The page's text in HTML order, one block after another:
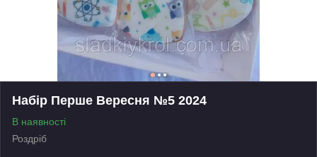
Набір Перше Вересня №5 2024
В наявності
Роздріб